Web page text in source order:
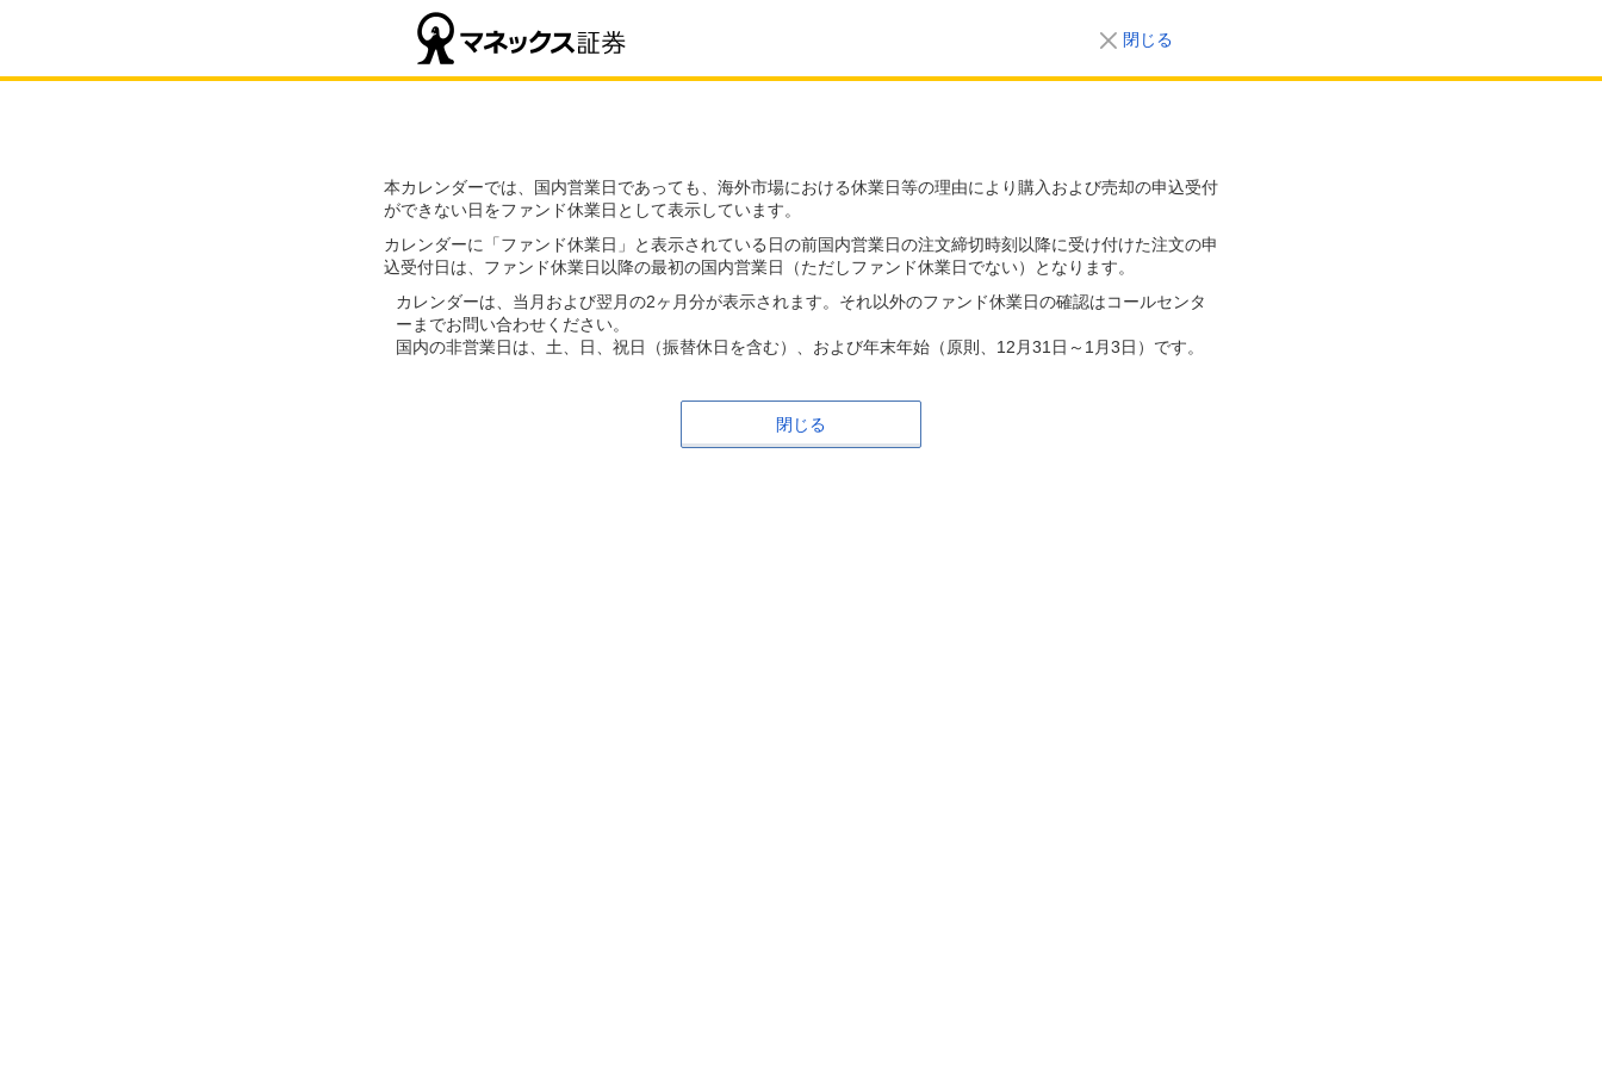
閉じる
本カレンダーでは、国内営業日であっても、海外市場における休業日等の理由により購入および売却の申込受付
ができない日をファンド休業日として表示しています。
カレンダーに「ファンド休業日」と表示されている日の前国内営業日の注文締切時刻以降に受け付けた注文の申
込受付日は、ファンド休業日以降の最初の国内営業日（ただしファンド休業日でない）となります。
カレンダーは、当月および翌月の2ヶ月分が表示されます。それ以外のファンド休業日の確認はコールセンタ
ーまでお問い合わせください。
国内の非営業日は、土、日、祝日（振替休日を含む）、および年末年始（原則、12月31日～1月3日）です。
閉じる